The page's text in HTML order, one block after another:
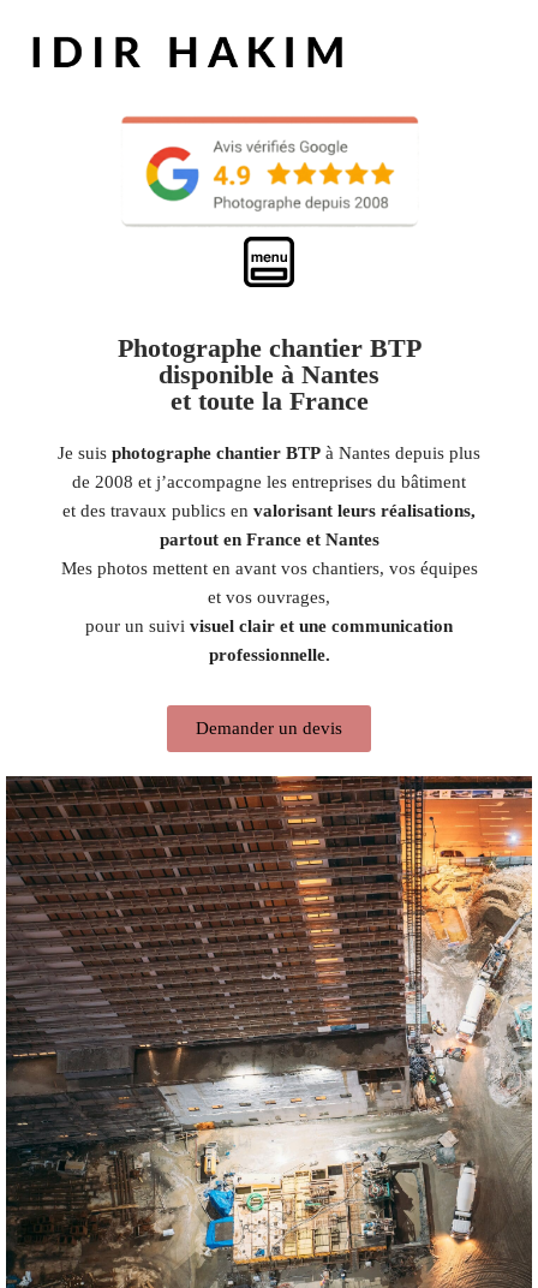
Photographe chantier BTP
disponible à Nantes
et toute la France
Je suis photographe chantier BTP à Nantes depuis plus
de 2008 et j’accompagne les entreprises du bâtiment
et des travaux publics en valorisant leurs réalisations,
partout en France et Nantes
Mes photos mettent en avant vos chantiers, vos équipes
et vos ouvrages,
pour un suivi visuel clair et une communication
professionnelle.
Demander un devis